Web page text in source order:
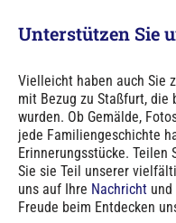
Unterstützen Sie
Vielleicht haben auch Sie
mit Bezug zu Staßfurt, die
wurden. Ob Gemälde,
jede Familiengeschichte
Erinnerungsstücke. Teilen
Sie sie Teil unserer
uns auf Ihre Nachricht
Freude beim Entdecken